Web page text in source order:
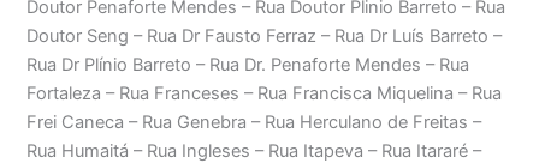
Doutor Penaforte Mendes – Rua Doutor Plinio Barreto – Rua
Doutor Seng – Rua Dr Fausto Ferraz – Rua Dr Luís Barreto –
Rua Dr Plínio Barreto – Rua Dr. Penaforte Mendes – Rua
Fortaleza – Rua Franceses – Rua Francisca Miquelina – Rua
Frei Caneca – Rua Genebra – Rua Herculano de Freitas –
Rua Humaitá – Rua Ingleses – Rua Itapeva – Rua Itararé –